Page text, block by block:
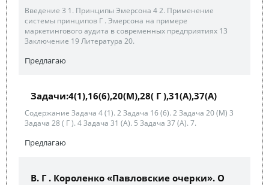
Введение 3 1. Принципы Эмерсона 4 2. Применение
системы принципов Г . Эмерсона на примере
маркетингового аудита в современных предприятиях 13
Заключение 19 Литература 20.
Предлагаю
Задачи:4(1),16(6),20(М),28( Г ),31(А),37(А)
Содержание Задача 4 (1). 2 Задача 16 (6). 2 Задача 20 (М) 3
Задача 28 ( Г ). 4 Задача 31 (А). 5 Задача 37 (А). 7.
Предлагаю
В. Г . Короленко «Павловские очерки». О